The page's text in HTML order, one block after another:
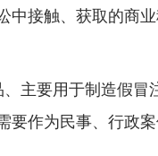
接触、获取的商
主要用于制造假冒
作为民事、行政